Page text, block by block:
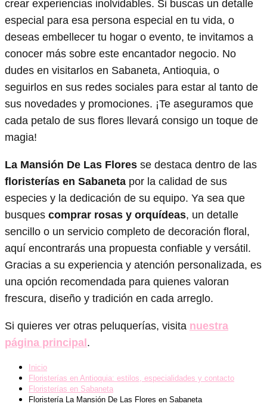
crear experiencias inolvidables. Si buscas un detalle
especial para esa persona especial en tu vida, o
deseas embellecer tu hogar o evento, te invitamos a
conocer más sobre este encantador negocio. No
dudes en visitarlos en Sabaneta, Antioquia, o
seguirlos en sus redes sociales para estar al tanto de
sus novedades y promociones. ¡Te aseguramos que
cada petalo de sus flores llevará consigo un toque de
magia!
La Mansión De Las Flores se destaca dentro de las
floristerías en Sabaneta por la calidad de sus
especies y la dedicación de su equipo. Ya sea que
busques comprar rosas y orquídeas, un detalle
sencillo o un servicio completo de decoración floral,
aquí encontrarás una propuesta confiable y versátil.
Gracias a su experiencia y atención personalizada, es
una opción recomendada para quienes valoran
frescura, diseño y tradición en cada arreglo.
Si quieres ver otras peluquerías, visita nuestra
página principal.
Inicio
Floristerías en Antioquia: estilos, especialidades y contacto
Floristerías en Sabaneta
Floristería La Mansión De Las Flores en Sabaneta